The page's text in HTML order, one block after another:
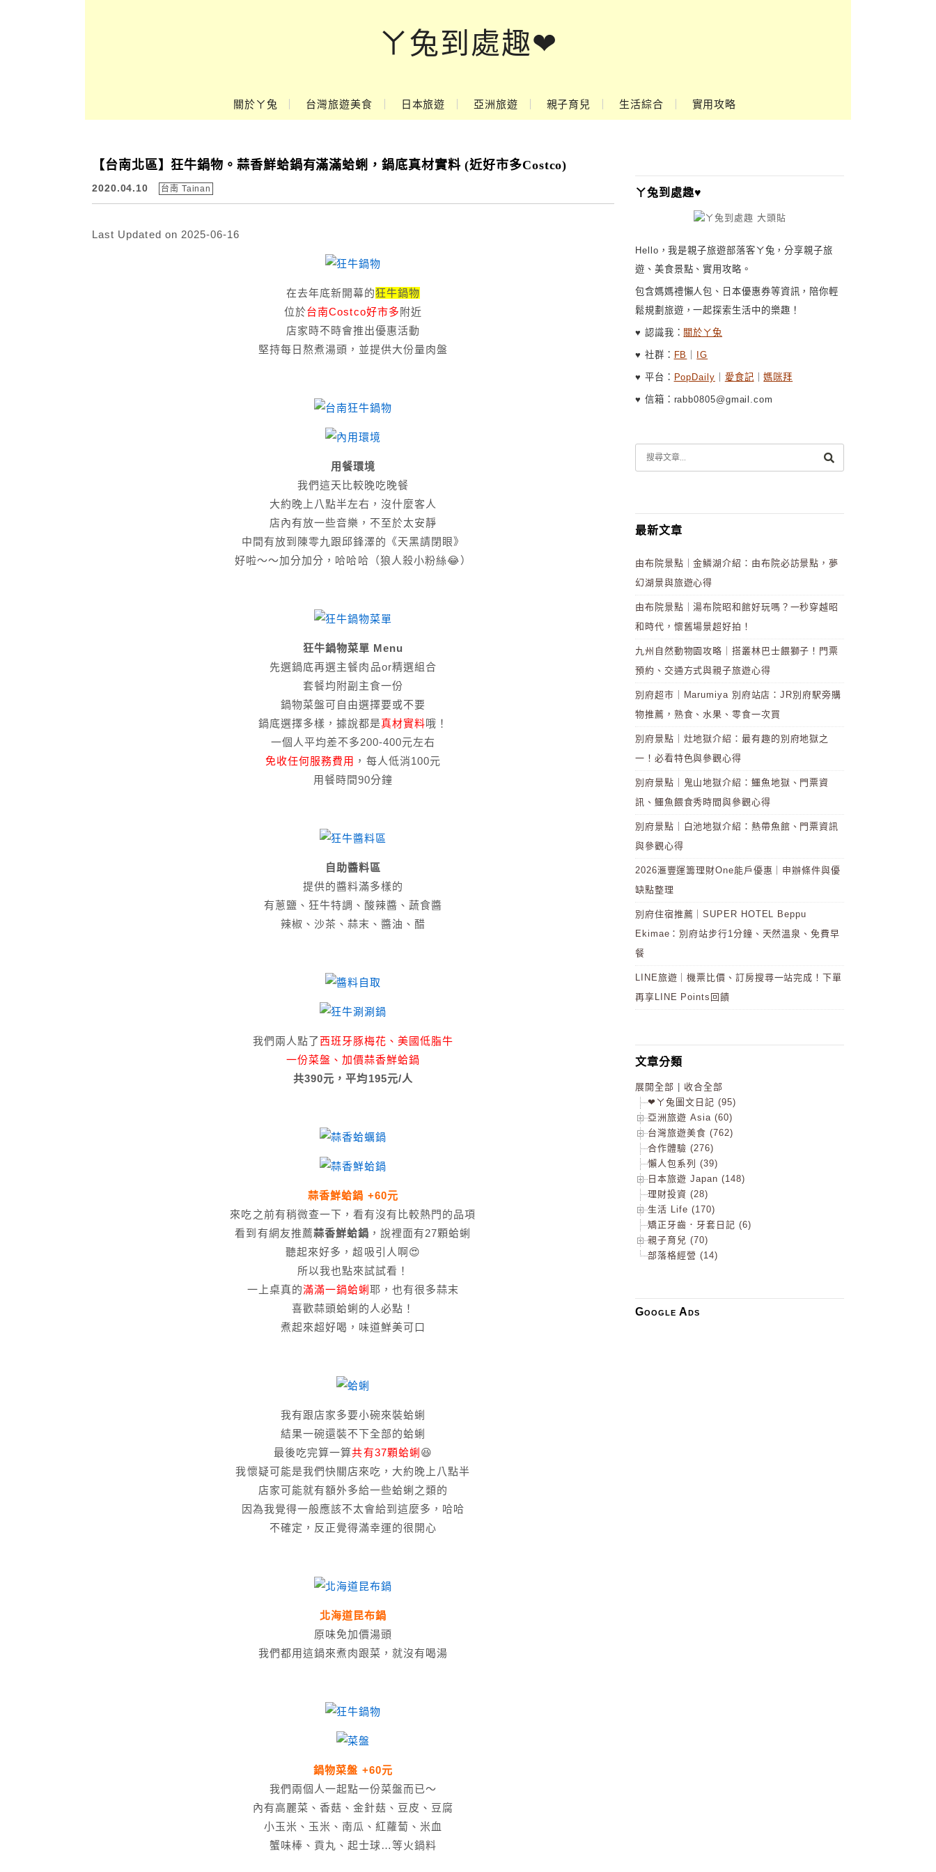
ㄚ兔到處趣❤
關於ㄚ兔 台灣旅遊美食 日本旅遊 亞洲旅遊 親子育兒 生活綜合 實用攻略
【台南北區】狂牛鍋物。蒜香鮮蛤鍋有滿滿蛤蜊，鍋底真材實料 (近好市多Costco)
2020.04.10 台南 Tainan
Last Updated on 2025-06-16
在去年底新開幕的狂牛鍋物
位於台南Costco好市多 附近
店家時不時會推出優惠活動
堅持每日熬煮湯頭，並提供大份量肉盤
用餐環境
我們這天比較晚吃晚餐
大約晚上八點半左右，沒什麼客人
店內有放一些音樂，不至於太安靜
中間有放到陳零九跟邱鋒澤的《天黑請閉眼》
好啦～～加分加分，哈哈哈（狼人殺小粉絲😂）
狂牛鍋物菜單 Menu
先選鍋底再選主餐肉品or精選組合
套餐均附副主食一份
鍋物菜盤可自由選擇要或不要
鍋底選擇多樣，據說都是真材實料哦！
一個人平均差不多200-400元左右
免收任何服務費用 ，每人低消100元
用餐時間90分鐘
自助醬料區
提供的醬料滿多樣的
有蔥鹽、狂牛特調、酸辣醬、蔬食醬
辣椒、沙茶、蒜末、醬油、醋
我們兩人點了西班牙豚梅花、美國低脂牛
一份菜盤、加價蒜香鮮蛤鍋
共390元，平均195元/人
蒜香鮮蛤鍋 +60元
來吃之前有稍微查一下，看有沒有比較熱門的品項
看到有網友推薦蒜香鮮蛤鍋 ，說裡面有27顆蛤蜊
聽起來好多，超吸引人啊😍
所以我也點來試試看！
一上桌真的滿滿一鍋蛤蜊耶，也有很多蒜末
喜歡蒜頭蛤蜊的人必點！
煮起來超好喝，味道鮮美可口
我有跟店家多要小碗來裝蛤蜊
結果一碗還裝不下全部的蛤蜊
最後吃完算一算共有37顆蛤蜊 😆
我懷疑可能是我們快關店來吃，大約晚上八點半
店家可能就有額外多給一些蛤蜊之類的
因為我覺得一般應該不太會給到這麼多，哈哈
不確定，反正覺得滿幸運的很開心
北海道昆布鍋
原味免加價湯頭
我們都用這鍋來煮肉跟菜，就沒有喝湯
鍋物菜盤 +60元
我們兩個人一起點一份菜盤而已～
內有高麗菜、香菇、金針菇、豆皮、豆腐
小玉米、玉米、南瓜、紅蘿蔔、米血
蟹味棒、貢丸、起士球…等火鍋料
ㄚ兔到處趣♥
Hello，我是親子旅遊部落客ㄚ兔，分享親子旅
遊、美食景點、實用攻略。
包含媽媽禮懶人包、日本優惠券等資訊，陪你輕
鬆規劃旅遊，一起探索生活中的樂趣！
♥ 認識我： 關於ㄚ兔
♥ 社群： FB IG
♥ 平台： PopDaily 愛食記 ｜媽咪拜
♥ 信箱：rabb0805@gmail.com
最新文章
由布院景點｜金鱗湖介紹：由布院必訪景點，夢
幻湖景與旅遊心得
由布院景點｜湯布院昭和館好玩嗎？一秒穿越昭
和時代，懷舊場景超好拍！
九州自然動物園攻略｜搭叢林巴士餵獅子！門票
預約、交通方式與親子旅遊心得
別府超市｜Marumiya 別府站店：JR別府駅旁購
物推薦，熟食、水果、零食一次買
別府景點｜灶地獄介紹：最有趣的別府地獄之
一！必看特色與參觀心得
別府景點｜鬼山地獄介紹：鱷魚地獄、門票資
訊、鱷魚餵食秀時間與參觀心得
別府景點｜白池地獄介紹：熱帶魚館、門票資訊
與參觀心得
2026滙豐運籌理財One能戶優惠｜申辦條件與優
缺點整理
別府住宿推薦｜SUPER HOTEL Beppu
Ekimae：別府站步行1分鐘、天然溫泉、免費早
餐
LINE旅遊｜機票比價、訂房搜尋一站完成！下單
再享LINE Points回饋
文章分類
展開全部
收合全部
❤ㄚ兔圖文日記 (95)
亞洲旅遊 Asia (60)
台灣旅遊美食 (762)
合作體驗 (276)
懶人包系列 (39)
日本旅遊 Japan (148)
理財投資 (28)
生活 Life (170)
矯正牙齒．牙套日記 (6)
親子育兒 (70)
部落格經營 (14)
Google Ads